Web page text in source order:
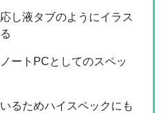
し液タブのようにイラス
ートPCとしてのスペッ
るためハイスペックにも